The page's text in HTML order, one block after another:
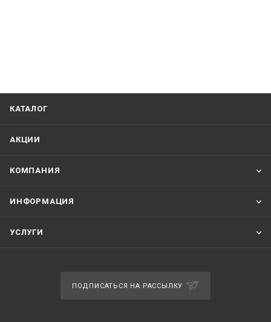
КАТАЛОГ
АКЦИИ
КОМПАНИЯ
ИНФОРМАЦИЯ
УСЛУГИ
ПОДПИСАТЬСЯ НА РАССЫЛКУ